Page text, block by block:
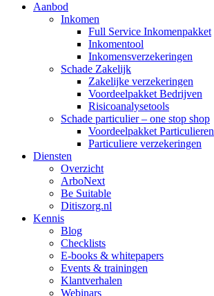
Aanbod
Inkomen
Full Service Inkomenpakket
Inkomentool
Inkomensverzekeringen
Schade Zakelijk
Zakelijke verzekeringen
Voordeelpakket Bedrijven
Risicoanalysetools
Schade particulier – one stop shop
Voordeelpakket Particulieren
Particuliere verzekeringen
Diensten
Overzicht
ArboNext
Be Suitable
Ditiszorg.nl
Kennis
Blog
Checklists
E-books & whitepapers
Events & trainingen
Klantverhalen
Webinars